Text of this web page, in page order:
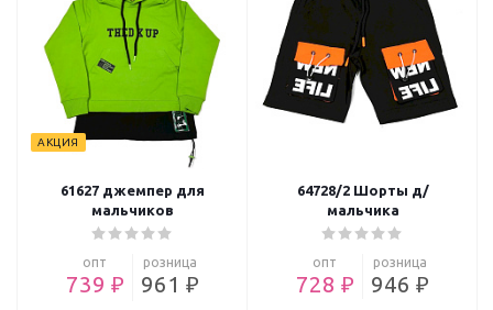
АКЦИЯ
61627 джемпер для
мальчиков
опт
739 ₽
розница
961 ₽
64728/2 Шорты д/
мальчика
опт
728 ₽
розница
946 ₽